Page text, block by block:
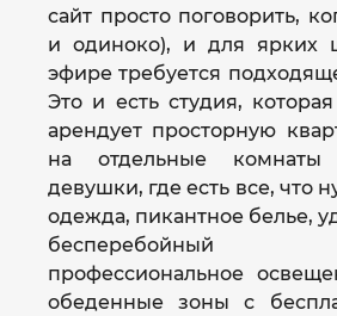
сайт просто поговорить,
и одиноко), и для ярких
эфире требуется
Это и есть студия,
арендует просторную
на отдельные
девушки, где есть все, что
одежда, пикантное белье,
бесперебойный
профессиональное
обеденные зоны с